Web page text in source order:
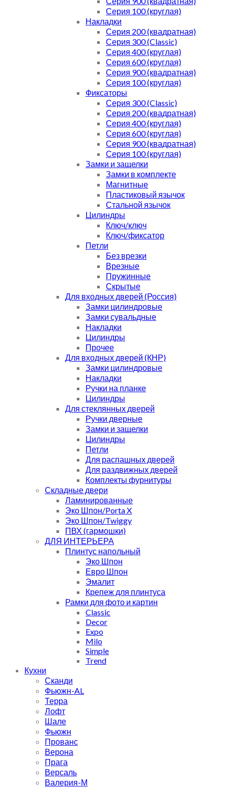
Серия 100 (круглая)
Накладки
Серия 200 (квадратная)
Серия 300 (Classic)
Серия 400 (круглая)
Серия 600 (круглая)
Серия 900 (квадратная)
Серия 100 (круглая)
Фиксаторы
Серия 300 (Classic)
Серия 200 (квадратная)
Серия 400 (круглая)
Серия 600 (круглая)
Серия 900 (квадратная)
Серия 100 (круглая)
Замки и защелки
Замки в комплекте
Магнитные
Пластиковый язычок
Стальной язычок
Цилиндры
Ключ/ключ
Ключ/фиксатор
Петли
Без врезки
Врезные
Пружинные
Скрытые
Для входных дверей (Россия)
Замки цилиндровые
Замки сувальдные
Накладки
Цилиндры
Прочее
Для входных дверей (КНР)
Замки цилиндровые
Накладки
Ручки на планке
Цилиндры
Для стеклянных дверей
Ручки дверные
Замки и защелки
Цилиндры
Петли
Для распашных дверей
Для раздвижных дверей
Комплекты фурнитуры
Складные двери
Ламинированные
Эко Шпон/Porta X
Эко Шпон/Twiggy
ПВХ (гармошки)
ДЛЯ ИНТЕРЬЕРА
Плинтус напольный
Эко Шпон
Евро Шпон
Эмалит
Крепеж для плинтуса
Рамки для фото и картин
Classic
Decor
Expo
Milo
Simple
Trend
Кухни
Сканди
Фьюжн-AL
Терра
Лофт
Шале
Фьюжн
Прованс
Верона
Прага
Версаль
Валерия-М